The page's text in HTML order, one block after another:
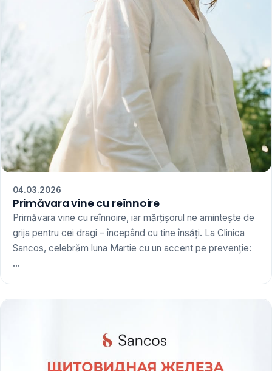
04.03.2026
Primăvara vine cu reînnoire
Primăvara vine cu reînnoire, iar mărțișorul ne amintește de
grija pentru cei dragi – începând cu tine însăți. La Clinica
Sancos, celebrăm luna Martie cu un accent pe prevenție:
...